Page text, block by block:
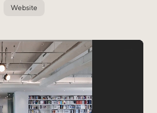
Website